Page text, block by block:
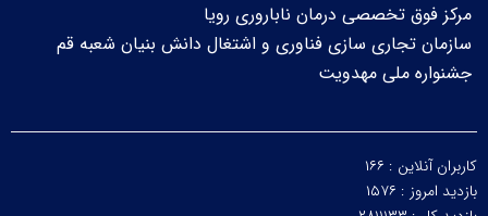
مرکز فوق تخصصی درمان ناباروری رویا
سازمان تجاری سازی فناوری و اشتغال دانش بنیان شعبه قم
جشنواره ملی مهدویت
کاربران آنلاین : ۱۶۶
بازدید امروز : ۱۵۷۶